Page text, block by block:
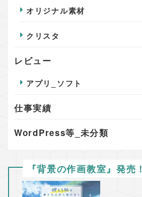
オリジナル素材
クリスタ
レビュー
アプリ_ソフト
仕事実績
WordPress等_未分類
『背景の作画教室』発売！